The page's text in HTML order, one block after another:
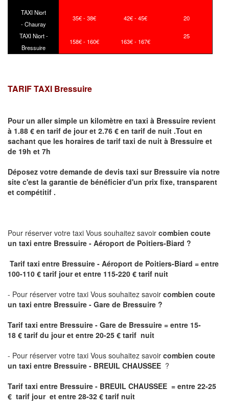
TAXI Niort
- Chauray
35€ - 38€ 42€ - 45€ 20
TAXI Niort -
Bressuire
158€ - 160€ 163€ - 167€
25
TARIF TAXI Bressuire
Pour un aller simple un kilomètre en taxi à Bressuire revient
à 1.88 € en tarif de jour et 2.76 € en tarif de nuit .Tout en
sachant que les horaires de tarif taxi de nuit à Bressuire et
de 19h et 7h
Déposez votre demande de devis taxi sur Bressuire via notre
site c'est la garantie de bénéficier d'un prix fixe, transparent
et compétitif .
Pour réserver votre taxi Vous souhaitez savoir combien coute
un taxi entre Bressuire - Aéroport de Poitiers-Biard ?
Tarif taxi entre Bressuire - Aéroport de Poitiers-Biard = entre
100-110 € tarif jour et entre 115-220 € tarif nuit
- Pour réserver votre taxi Vous souhaitez savoir combien coute
un taxi entre Bressuire - Gare de Bressuire ?
Tarif taxi entre Bressuire - Gare de Bressuire = entre 15-
18 € tarif du jour et entre 20-25 € tarif nuit
- Pour réserver votre taxi Vous souhaitez savoir combien coute
un taxi entre Bressuire - BREUIL CHAUSSEE ?
Tarif taxi entre Bressuire - BREUIL CHAUSSEE = entre 22-25
€ tarif jour et entre 28-32 € tarif nuit